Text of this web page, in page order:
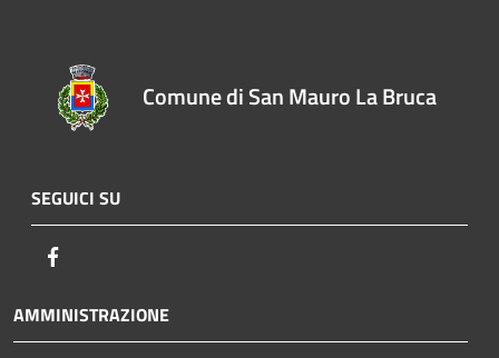
Comune di San Mauro La Bruca
SEGUICI SU
AMMINISTRAZIONE